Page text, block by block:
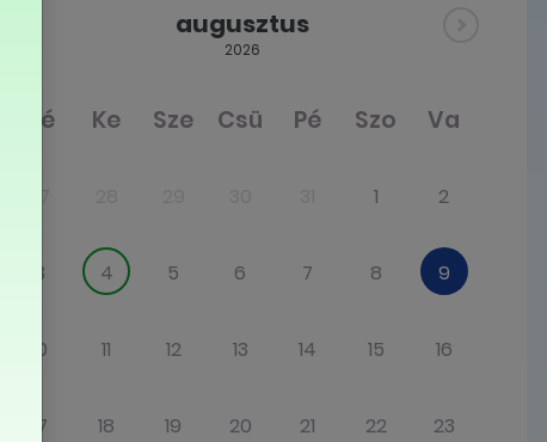
augusztus
2026
Hé Ke Sze Csü Pé Szo Va
1 2
3 4 5 6 7 8 9
10 11 12 13 14 15 16
17 18 19 20 21 22 23